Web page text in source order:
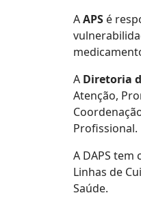
AAPS é
A Diretoria
Atenção,
Profissional.
A DAPS
Linhas de
Saúde.